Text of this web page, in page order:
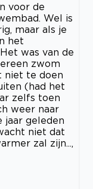
voor de
Wel is
maar als je
het
was van de
zwom
niet te doen
(had het
zelfs toen
weer naar
jaar geleden
niet dat
zal zijn...,